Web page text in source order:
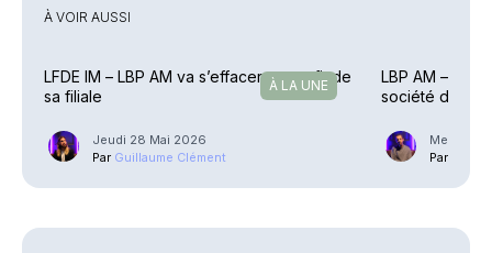
À VOIR AUSSI
À LA UNE
LFDE IM – LBP AM va s’effacer au profit de
sa filiale
Jeudi 28 Mai 2026
Par Guillaume Clément
LBP AM –
société de
Mercredi
Par